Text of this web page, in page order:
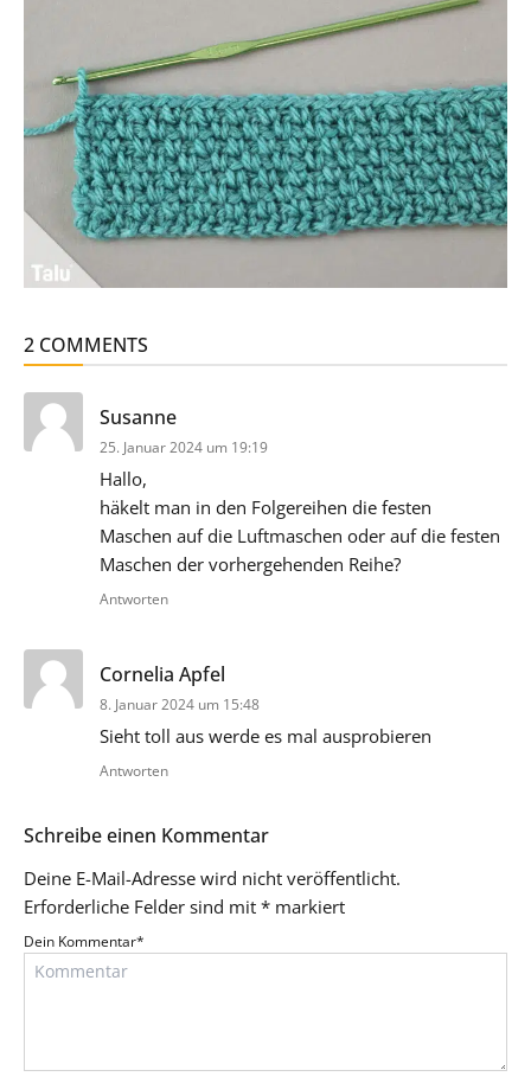
2 COMMENTS
Susanne
25. Januar 2024 um 19:19
Hallo,
häkelt man in den Folgereihen die festen
Maschen auf die Luftmaschen oder auf die festen
Maschen der vorhergehenden Reihe?
Antworten
Cornelia Apfel
8. Januar 2024 um 15:48
Sieht toll aus werde es mal ausprobieren
Antworten
Schreibe einen Kommentar
Deine E-Mail-Adresse wird nicht veröffentlicht.
Erforderliche Felder sind mit * markiert
Dein Kommentar*